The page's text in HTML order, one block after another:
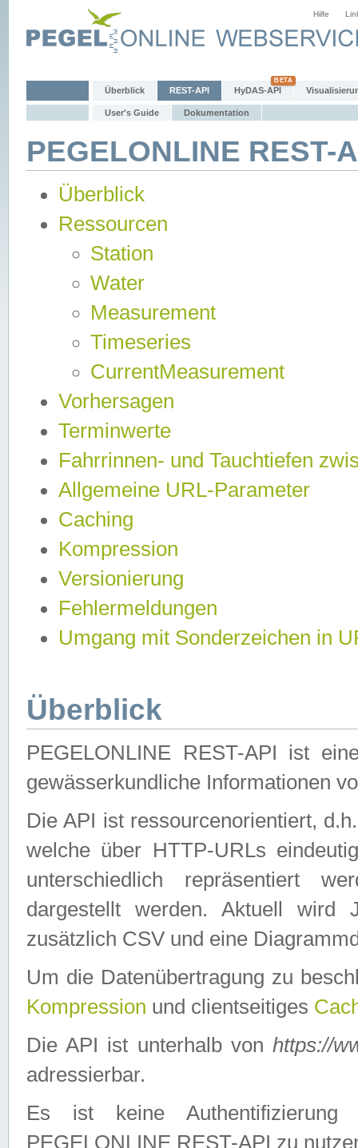
Hilfe
Überblick REST-API HyDAS-API
User's Guide Dokumentation
PEGELONLINE
Überblick
Ressourcen
Station
Water
Measurement
Timeseries
CurrentMeasurement
Vorhersagen
Terminwerte
Fahrrinnen- und Tauchtiefen
Allgemeine URL-Parameter
Caching
Kompression
Versionierung
Fehlermeldungen
Umgang mit Sonderzeichen in
Überblick
PEGELONLINE REST-API ist
gewässerkundliche Informationen
Die API ist ressourcenorientiert,
welche über HTTP-URLs
unterschiedlich repräsentiert
dargestellt werden. Aktuell wird
zusätzlich CSV und eine
Um die Datenübertragung zu
Kompression und clientseitiges
Die API ist unterhalb von https://
adressierbar.
Es ist keine
PEGELONLINE REST-API zu